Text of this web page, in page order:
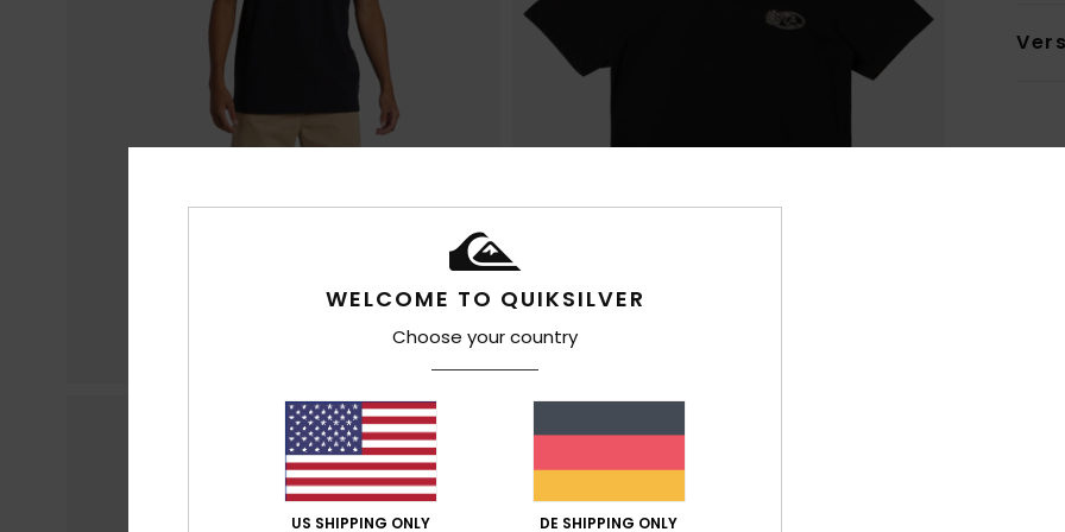
WELCOME TO QUIKSILVER
Choose your country
US SHIPPING ONLY DE SHIPPING ONLY